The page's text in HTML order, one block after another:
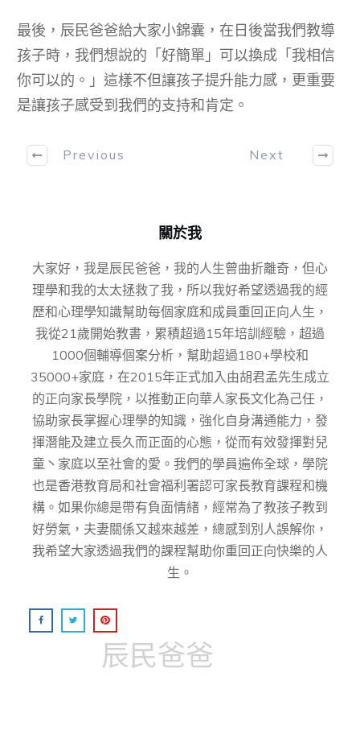
最後，辰民爸爸給大家小錦囊，在日後當我們教導
孩子時，我們想說的「好簡單」可以換成「我相信
你可以的。」這樣不但讓孩子提升能力感，更重要
是讓孩子感受到我們的支持和肯定。
Previous Next
關於我
大家好，我是辰民爸爸，我的人生曾曲折離奇，但心
理學和我的太太拯救了我，所以我好希望透過我的經
歷和心理學知識幫助每個家庭和成員重回正向人生，
我從21歲開始教書，累積超過15年培訓經驗，超過
1000個輔導個案分析，幫助超過180+學校和
35000+家庭，在2015年正式加入由胡君孟先⽣成⽴
的正向家⻑學院，以推動正向華⼈家⻑⽂化為⼰任，
協助家⻑掌握⼼理學的知識，強化⾃身溝通能⼒，發
揮潛能及建⽴⻑久⽽正⾯的⼼態，從而有效發揮對兒
童丶家庭以至社會的愛。我們的學員遍佈全球，學院
也是香港教育局和社會福利署認可家長教育課程和機
構。如果你總是帶有負面情緒，經常為了教孩子教到
好勞氣，夫妻關係又越來越差，總感到別人誤解你，
我希望大家透過我們的課程幫助你重回正向快樂的人
生。
辰民爸爸